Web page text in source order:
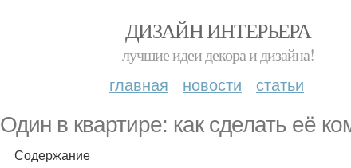
ДИЗАЙН ИНТЕРЬЕРА
лучшие идеи декора и дизайна!
главная новости статьи
Один в квартире: как сделать её
Содержание